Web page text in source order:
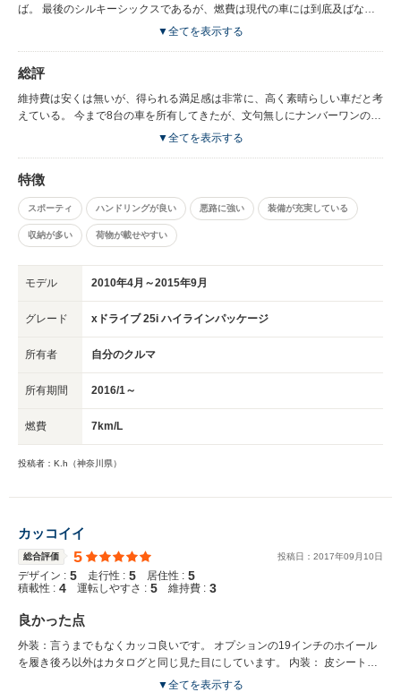
ば。 最後のシルキーシックスであるが、燃費は現代の車には到底及ばない
が。まぁ元々燃費を求める車では無いので、理解して購入していただきた
が今後出てくる不安点だと考えている。
▼全てを表示する
総評
維持費は安くは無いが、得られる満足感は非常に、高く素晴らしい車だと考
えている。 今まで8台の車を所有してきたが、文句無しにナンバーワンの一
台である。 また動力性能も素晴らしく。高速での伸びは終わりが見えな
思うので、悩まれている方は是非！
▼全てを表示する
特徴
スポーティ ハンドリングが良い 悪路に強い 装備が充実している
収納が多い 荷物が載せやすい
モデル 2010年4月～2015年9月
グレード xドライブ 25i ハイラインパッケージ
所有者 自分のクルマ
所有期間 2016/1～
燃費 7km/L
投稿者：K.h（神奈川県）
カッコイイ
総合評価 5 投稿日： 2017年09 月 10日
デザイン : 5 走行性 : 5 居住性 : 5
積載性 : 4 運転しやすさ : 5 維持費 : 3
良かった点
外装：言うまでもなくカッコ良いです。 オプションの19インチのホイール
を履き後ろ以外はカタログと同じ見た目にしています。 内装： 皮シートは
選択しませんでしたがオプションのアンソラジットルーフライニングだけ付
▼全てを表示する